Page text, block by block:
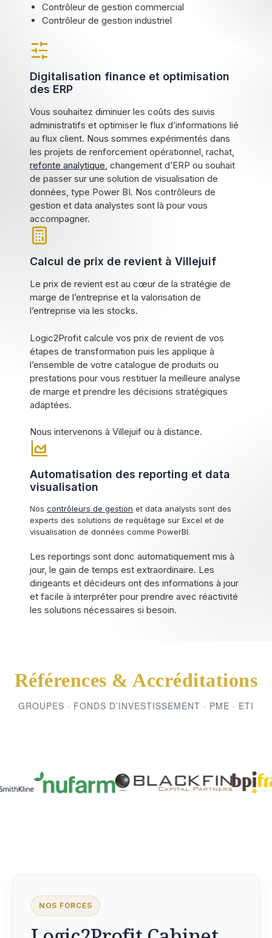
Contrôleur de gestion commercial
Contrôleur de gestion industriel
Digitalisation finance et optimisation
des ERP
Vous souhaitez diminuer les coûts des suivis
administratifs et optimiser le flux d’informations lié
au flux client. Nous sommes expérimentés dans
les projets de renforcement opérationnel, rachat,
refonte analytique, changement d’ERP ou souhait
de passer sur une solution de visualisation de
données, type Power BI. Nos contrôleurs de
gestion et data analystes sont là pour vous
accompagner.
Calcul de prix de revient à Villejuif
Le prix de revient est au cœur de la stratégie de
marge de l’entreprise et la valorisation de
l’entreprise via les stocks.
Logic2Profit calcule vos prix de revient de vos
étapes de transformation puis les applique à
l’ensemble de votre catalogue de produits ou
prestations pour vous restituer la meilleure analyse
de marge et prendre les décisions stratégiques
adaptées.
Nous intervenons à Villejuif ou à distance.
Automatisation des reporting et data
visualisation
Noscontrôleurs de gestion et data analysts sont des
experts des solutions de requêtage sur Excel et de
visualisation de données comme PowerBI.
Les reportings sont donc automatiquement mis à
jour, le gain de temps est extraordinaire. Les
dirigeants et décideurs ont des informations à jour
et facile à interpréter pour prendre avec réactivité
les solutions nécessaires si besoin.
Références & Accréditations
GROUPES · FONDS D’INVESTISSEMENT · PME · ETI
NOS FORCES